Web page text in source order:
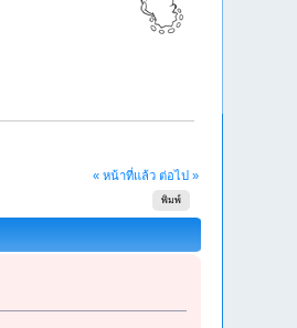
« หน้าที่แล้ว ต่อไป »
พิมพ์